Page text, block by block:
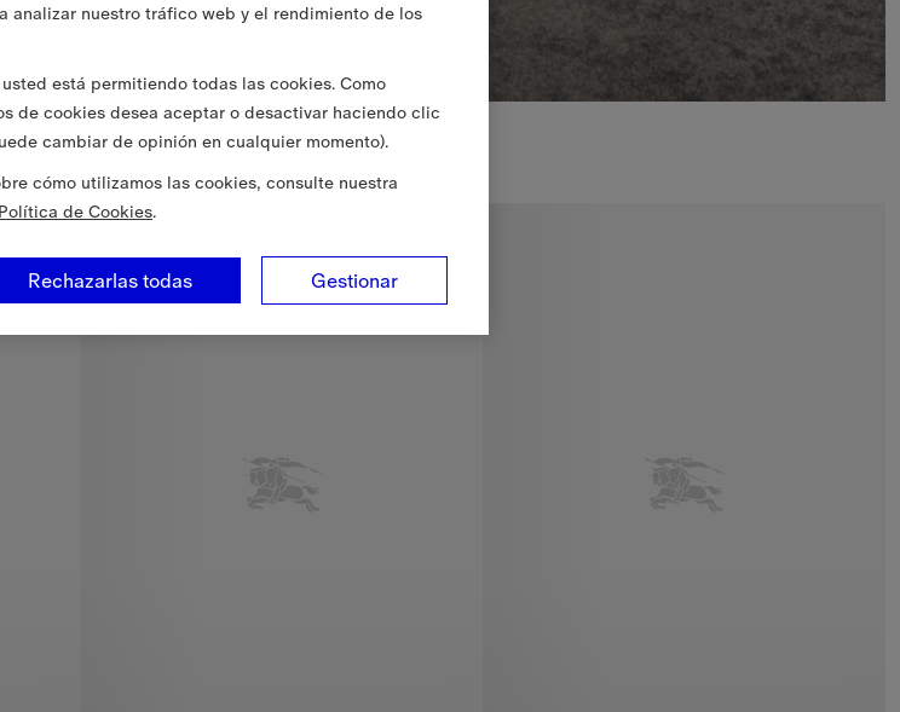
€
analizar nuestro tráfico web y el rendimiento de los
está permitiendo todas las cookies. Como
de cookies desea aceptar o desactivar haciendo clic
cambiar de opinión en cualquier momento).
cómo utilizamos las cookies, consulte nuestra
Política de Cookies.
Gestionar
Rechazarlas todas